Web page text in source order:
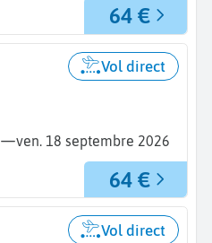
64 €
—ven. 18 septembre 2026
Vol direct
64 €
Vol direct